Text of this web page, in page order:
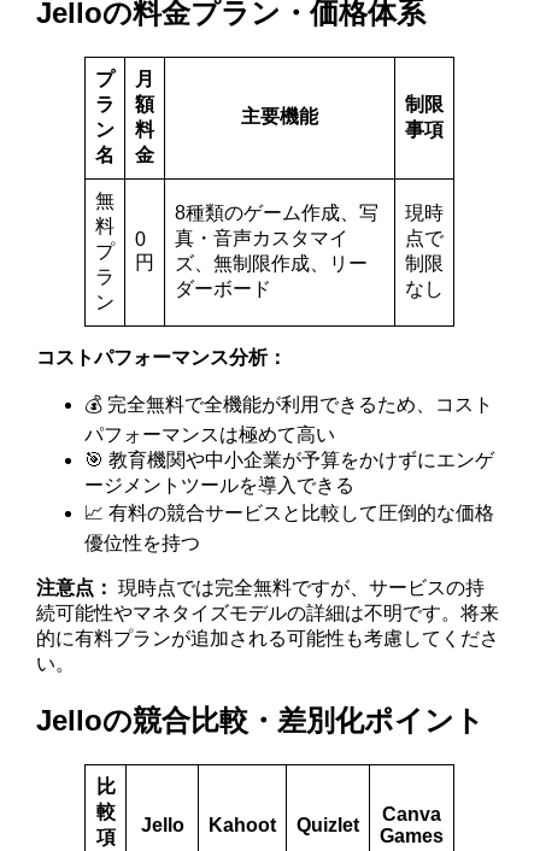
Jelloの料金プラン・価格体系
プ
ラ
ン
名
月
額
料
金
主要機能
制限
事項
無
料
プ
ラ
ン
0
円
8種類のゲーム作成、写
真・音声カスタマイ
ズ、無制限作成、リー
ダーボード
現時
点で
制限
なし
コストパフォーマンス分析：
💰 完全無料で全機能が利用できるため、コスト
パフォーマンスは極めて高い
🎯 教育機関や中小企業が予算をかけずにエンゲ
ージメントツールを導入できる
📈 有料の競合サービスと比較して圧倒的な価格
優位性を持つ
注意点： 現時点では完全無料ですが、サービスの持
続可能性やマネタイズモデルの詳細は不明です。将来
的に有料プランが追加される可能性も考慮してくださ
い。
Jelloの競合比較・差別化ポイント
比
較
項
Jello Kahoot Quizlet
Canva
Games